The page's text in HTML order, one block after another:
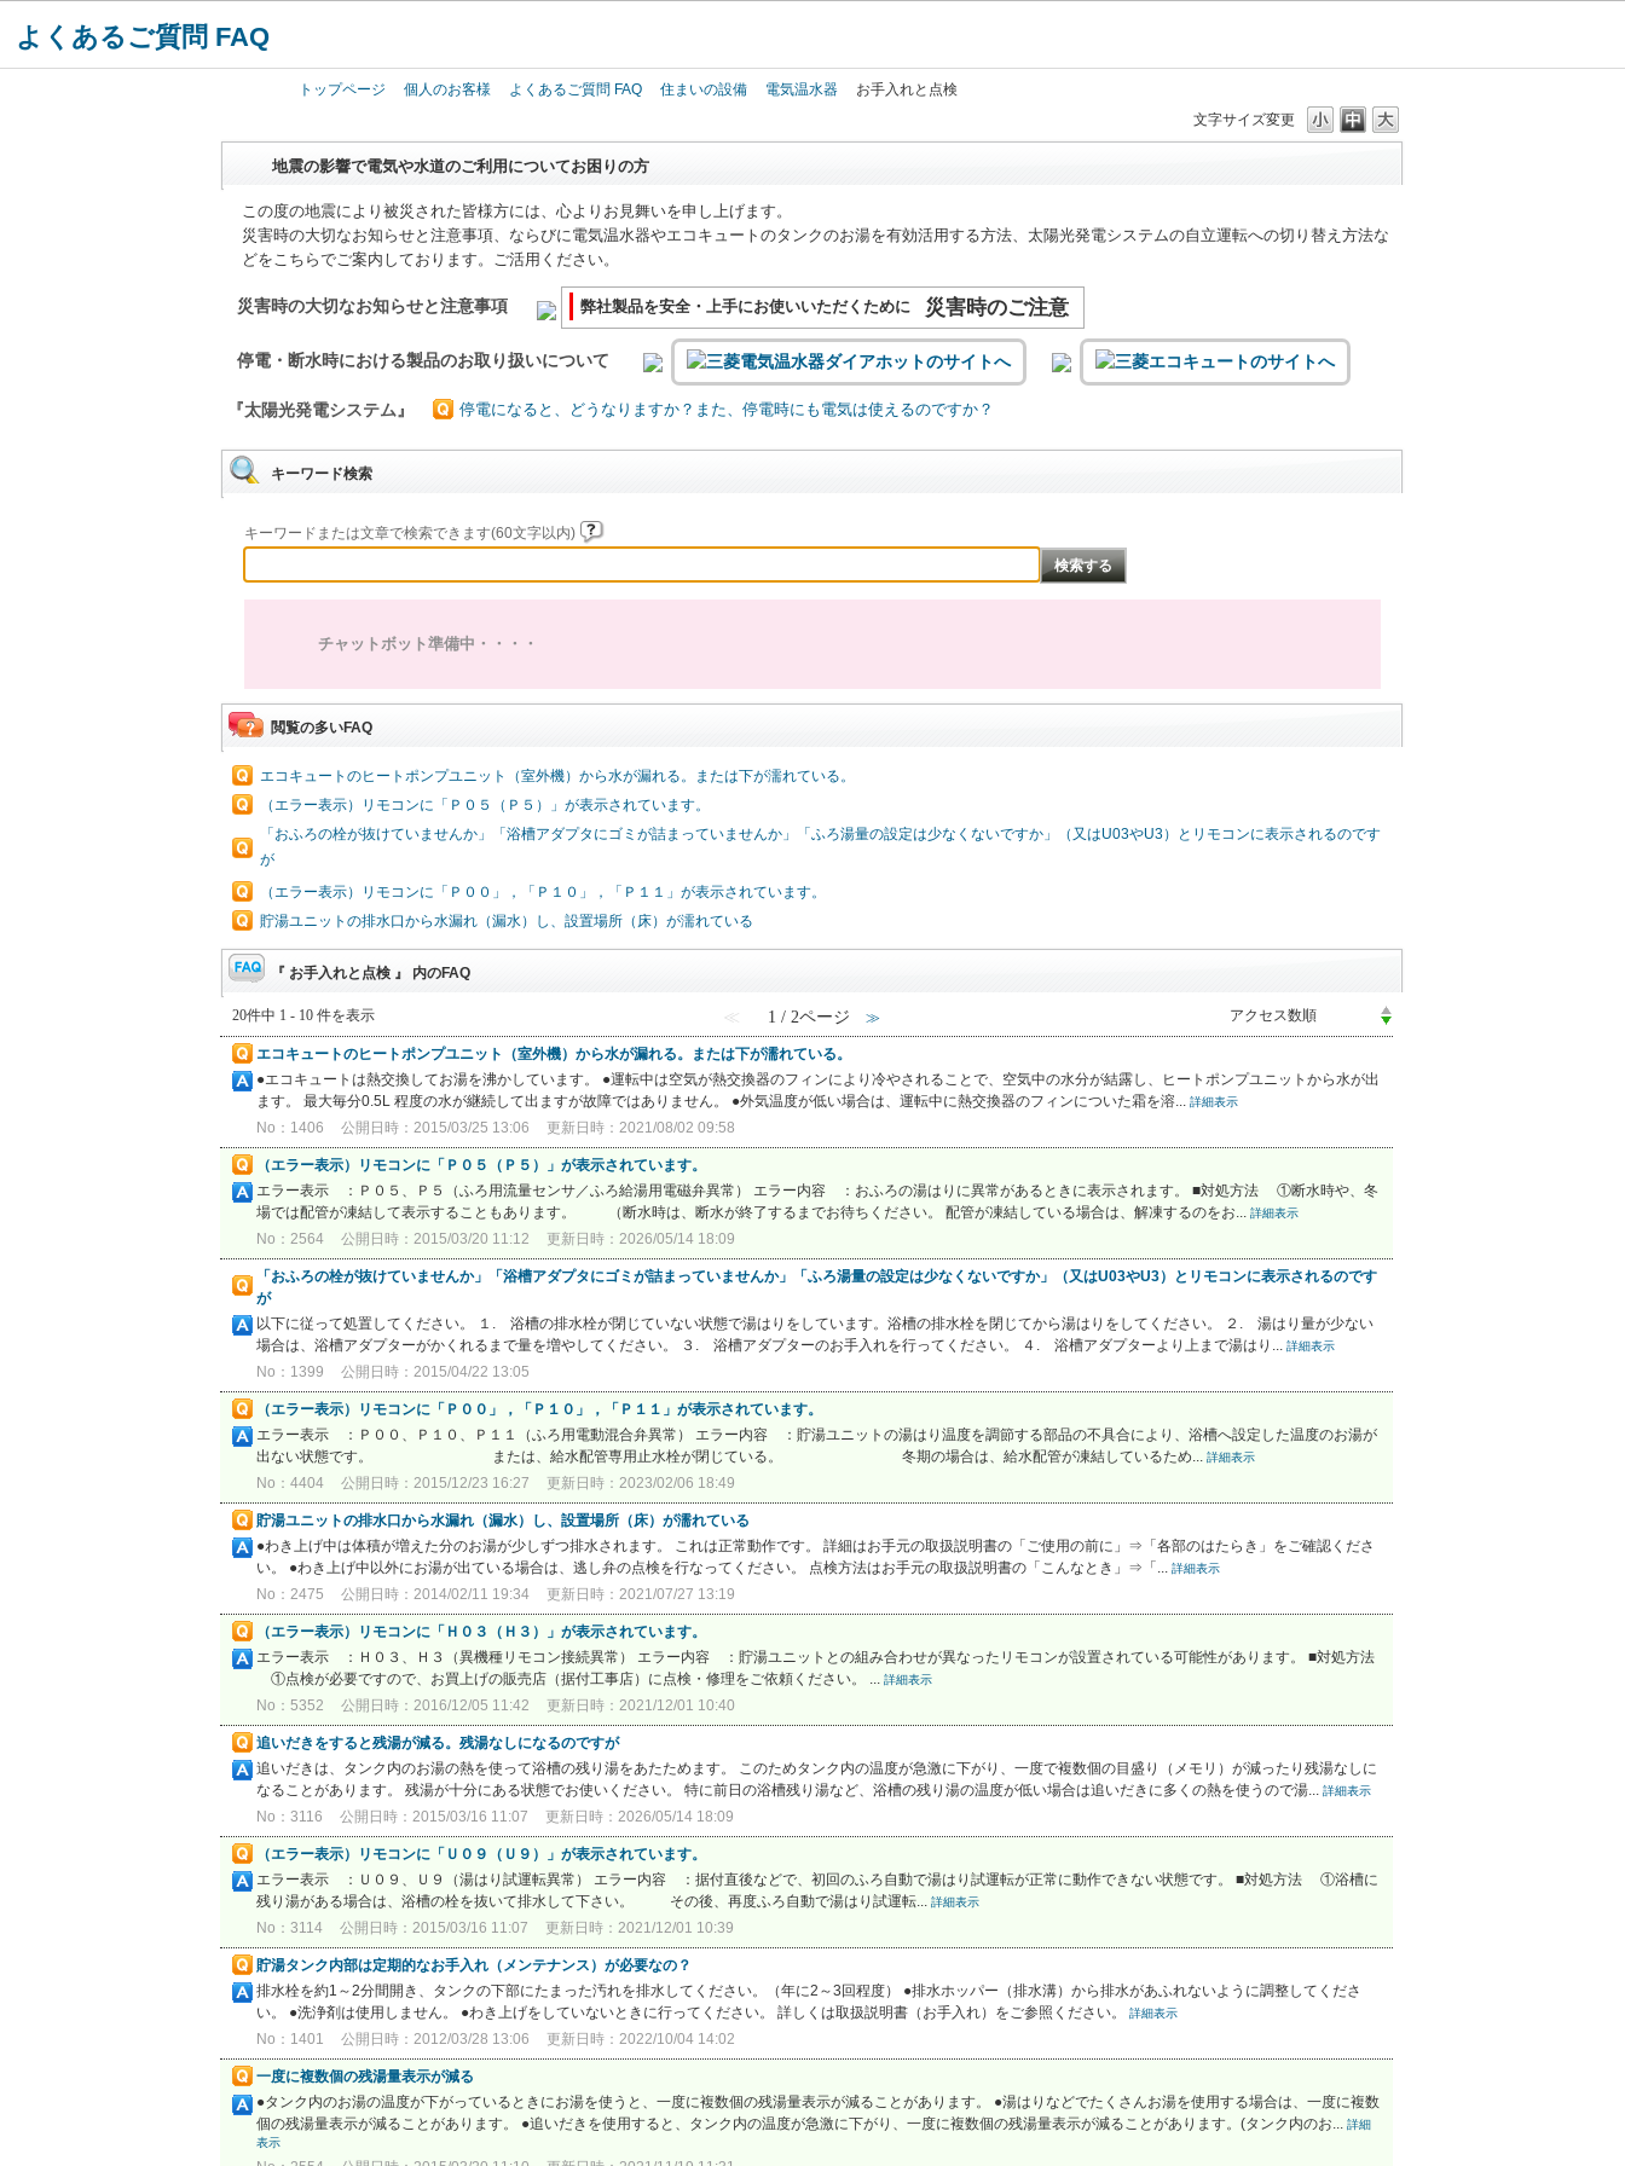
よくあるご質問 FAQ
トップページ 個人のお客様 よくあるご質問 FAQ 住まいの設備 電気温水器
お手入れと点検
文字サイズ変更
地震の影響で電気や水道のご利用についてお困りの方
この度の地震により被災された皆様方には、心よりお見舞いを申し上げます。
災害時の大切なお知らせと注意事項、ならびに電気温水器やエコキュートのタンクのお湯を有効活用する方法、太陽光発電システムの自立運転への切り替え方法な
どをこちらでご案内しております。ご活用ください。
災害時の大切なお知らせと注意事項 弊社製品を安全・上手にお使いいただくために 災害時のご注意
停電・断水時における製品のお取り扱いについて
『太陽光発電システム』 停電になると、どうなりますか？また、停電時にも電気は使えるのですか？
キーワード検索
キーワードまたは文章で検索できます(60文字以内)
チャットボット準備中・・・・
閲覧の多いFAQ
エコキュートのヒートポンプユニット（室外機）から水が漏れる。または下が濡れている。
（エラー表示）リモコンに「Ｐ０５（Ｐ５）」が表示されています。
「おふろの栓が抜けていませんか」「浴槽アダプタにゴミが詰まっていませんか」「ふろ湯量の設定は少なくないですか」（又はU03やU3）とリモコンに表示されるのです
が
（エラー表示）リモコンに「Ｐ００」，「Ｐ１０」，「Ｐ１１」が表示されています。
貯湯ユニットの排水口から水漏れ（漏水）し、設置場所（床）が濡れている
『 お手入れと点検 』 内のFAQ
20件中 1 - 10 件を表示 ≪ 1 / 2ページ ≫
エコキュートのヒートポンプユニット（室外機）から水が漏れる。または下が濡れている。
●エコキュートは熱交換してお湯を沸かしています。 ●運転中は空気が熱交換器のフィンにより冷やされることで、空気中の水分が結露し、ヒートポンプユニットから水が出
ます。 最大毎分0.5L 程度の水が継続して出ますが故障ではありません。 ●外気温度が低い場合は、運転中に熱交換器のフィンについた霜を溶... 詳細表示
No：1406 公開日時：2015/03/25 13:06 更新日時：2021/08/02 09:58
（エラー表示）リモコンに「Ｐ０５（Ｐ５）」が表示されています。
エラー表示 ：Ｐ０５、Ｐ５（ふろ用流量センサ／ふろ給湯用電磁弁異常） エラー内容 ：おふろの湯はりに異常があるときに表示されます。 ■対処方法 ①断水時や、冬
場では配管が凍結して表示することもあります。 （断水時は、断水が終了するまでお待ちください。 配管が凍結している場合は、解凍するのをお... 詳細表示
No：2564 公開日時：2015/03/20 11:12 更新日時：2026/05/14 18:09
「おふろの栓が抜けていませんか」「浴槽アダプタにゴミが詰まっていませんか」「ふろ湯量の設定は少なくないですか」（又はU03やU3）とリモコンに表示されるのです
が
以下に従って処置してください。 １. 浴槽の排水栓が閉じていない状態で湯はりをしています。浴槽の排水栓を閉じてから湯はりをしてください。 ２. 湯はり量が少ない
場合は、浴槽アダプターがかくれるまで量を増やしてください。 ３. 浴槽アダプターのお手入れを行ってください。 ４. 浴槽アダプターより上まで湯はり... 詳細表示
No：1399 公開日時：2015/04/22 13:05
（エラー表示）リモコンに「Ｐ００」，「Ｐ１０」，「Ｐ１１」が表示されています。
エラー表示 ：Ｐ００、Ｐ１０、Ｐ１１（ふろ用電動混合弁異常） エラー内容 ：貯湯ユニットの湯はり温度を調節する部品の不具合により、浴槽へ設定した温度のお湯が
出ない状態です。 または、給水配管専用止水栓が閉じている。 冬期の場合は、給水配管が凍結しているため... 詳細表示
No：4404 公開日時：2015/12/23 16:27 更新日時：2023/02/06 18:49
貯湯ユニットの排水口から水漏れ（漏水）し、設置場所（床）が濡れている
●わき上げ中は体積が増えた分のお湯が少しずつ排水されます。 これは正常動作です。 詳細はお手元の取扱説明書の「ご使用の前に」⇒「各部のはたらき」をご確認くださ
い。 ●わき上げ中以外にお湯が出ている場合は、逃し弁の点検を行なってください。 点検方法はお手元の取扱説明書の「こんなとき」⇒「... 詳細表示
No：2475 公開日時：2014/02/11 19:34 更新日時：2021/07/27 13:19
（エラー表示）リモコンに「Ｈ０３（Ｈ３）」が表示されています。
エラー表示 ：Ｈ０３、Ｈ３（異機種リモコン接続異常） エラー内容 ：貯湯ユニットとの組み合わせが異なったリモコンが設置されている可能性があります。 ■対処方法
①点検が必要ですので、お買上げの販売店（据付工事店）に点検・修理をご依頼ください。 ... 詳細表示
No：5352 公開日時：2016/12/05 11:42 更新日時：2021/12/01 10:40
追いだきをすると残湯が減る。残湯なしになるのですが
追いだきは、タンク内のお湯の熱を使って浴槽の残り湯をあたためます。 このためタンク内の温度が急激に下がり、一度で複数個の目盛り（メモリ）が減ったり残湯なしに
なることがあります。 残湯が十分にある状態でお使いください。 特に前日の浴槽残り湯など、浴槽の残り湯の温度が低い場合は追いだきに多くの熱を使うので湯... 詳細表示
No：3116 公開日時：2015/03/16 11:07 更新日時：2026/05/14 18:09
（エラー表示）リモコンに「Ｕ０９（Ｕ９）」が表示されています。
エラー表示 ：Ｕ０９、Ｕ９（湯はり試運転異常） エラー内容 ：据付直後などで、初回のふろ自動で湯はり試運転が正常に動作できない状態です。 ■対処方法 ①浴槽に
残り湯がある場合は、浴槽の栓を抜いて排水して下さい。 その後、再度ふろ自動で湯はり試運転... 詳細表示
No：3114 公開日時：2015/03/16 11:07 更新日時：2021/12/01 10:39
貯湯タンク内部は定期的なお手入れ（メンテナンス）が必要なの？
排水栓を約1～2分間開き、タンクの下部にたまった汚れを排水してください。（年に2～3回程度） ●排水ホッパー（排水溝）から排水があふれないように調整してくださ
い。 ●洗浄剤は使用しません。 ●わき上げをしていないときに行ってください。 詳しくは取扱説明書（お手入れ）をご参照ください。
詳細表示
No：1401 公開日時：2012/03/28 13:06 更新日時：2022/10/04 14:02
一度に複数個の残湯量表示が減る
●タンク内のお湯の温度が下がっているときにお湯を使うと、一度に複数個の残湯量表示が減ることがあります。 ●湯はりなどでたくさんお湯を使用する場合は、一度に複数
個の残湯量表示が減ることがあります。 ●追いだきを使用すると、タンク内の温度が急激に下がり、一度に複数個の残湯量表示が減ることがあります。(タンク内のお... 詳細
表示